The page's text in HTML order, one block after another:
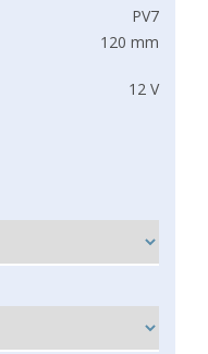
PV7
120 mm
12 V